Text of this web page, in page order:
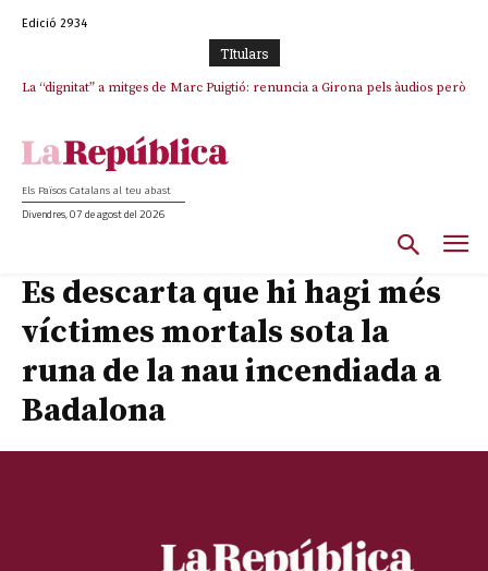
Edició 2934
TItulars
La “dignitat” a mitges de Marc Puigtió: renuncia a Girona pels àudios però
Els Països Catalans al teu abast
Divendres, 07 de agost del 2026
Es descarta que hi hagi més
víctimes mortals sota la
runa de la nau incendiada a
Badalona